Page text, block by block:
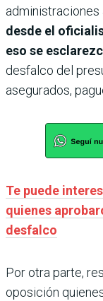
desde el
eso se
desfalco del
asegurados,
Te puede
quienes
desfalco
Por otra parte,
oposición